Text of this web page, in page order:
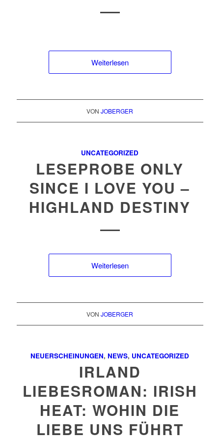
Weiterlesen
VONJOBERGER
UNCATEGORIZED
LESEPROBE ONLY
SINCE I LOVE YOU –
HIGHLAND DESTINY
Weiterlesen
VONJOBERGER
NEUERSCHEINUNGEN, NEWS, UNCATEGORIZED
IRLAND
LIEBESROMAN: IRISH
HEAT: WOHIN DIE
LIEBE UNS FÜHRT